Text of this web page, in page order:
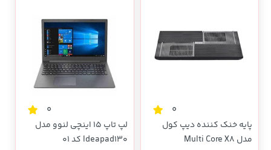
0
پایه خنک کننده دیپ کول
مدل Multi Core X8
0
لپ تاپ 15 اینچی لنوو مدل
Ideapad130 کد 01